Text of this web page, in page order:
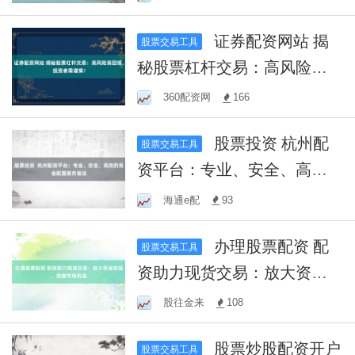
股票交易工具
证券配资网站 揭
秘股票杠杆交易：高风险高
回报，投资者需谨慎！
360配资网 166
股票交易工具
资平台：专业、安全、高效
的资金配置服务首选
海通e配 93
股票交易工具
资助力现货交易：放大资金
效益，把握市场机遇
股往金来 108
股票交易工具